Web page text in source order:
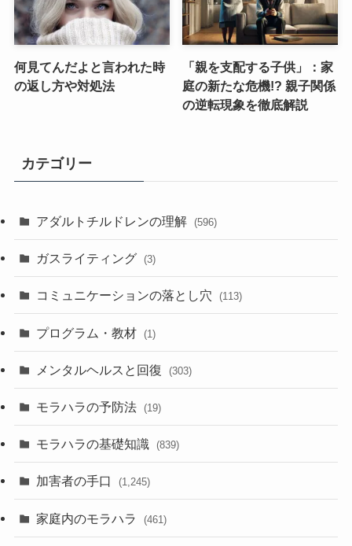
何見てんだよと言われた時
の返し方や対処法
「親を支配する子供」：家
庭の新たな危機!? 親子関係
の逆転現象を徹底解説
カテゴリー
アダルトチルドレンの理解 (596)
ガスライティング (3)
コミュニケーションの落とし穴 (113)
プログラム・教材 (1)
メンタルヘルスと回復 (303)
モラハラの予防法 (19)
モラハラの基礎知識 (839)
加害者の手口 (1,245)
家庭内のモラハラ (461)